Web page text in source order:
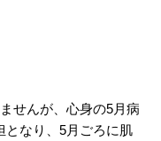
せんが、心身の5月病
となり、5月ごろに肌